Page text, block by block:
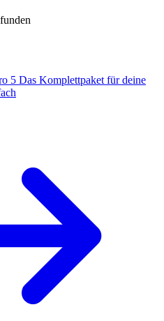
5 Das Komplettpaket für deine